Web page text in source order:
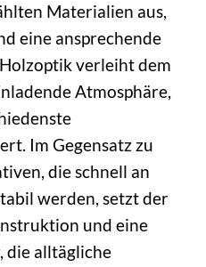
Materialien aus,
eine ansprechende
verleiht dem
Atmosphäre,
Im Gegensatz zu
die schnell an
werden, setzt der
und eine
die alltägliche